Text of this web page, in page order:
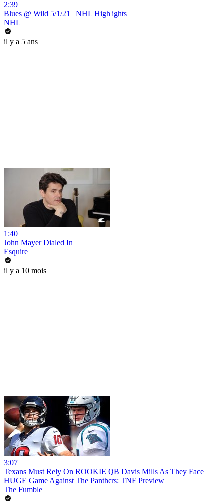
2:39
Blues @ Wild 5/1/21 | NHL Highlights
NHL
il y a 5 ans
1:40
John Mayer Dialed In
Esquire
il y a 10 mois
3:07
Texans Must Rely On ROOKIE QB Davis Mills As They Face
HUGE Game Against The Panthers: TNF Preview
The Fumble